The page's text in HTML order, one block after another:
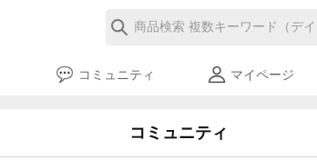
コミュニティ マイページ
コミュニティ